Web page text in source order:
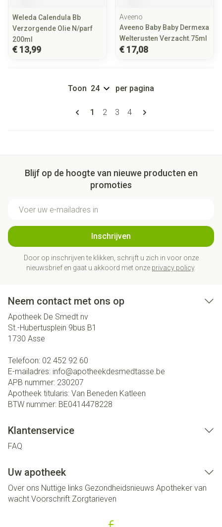
Weleda Calendula Bb
Verzorgende Olie N/parf
200ml
€ 13,99
Aveeno
Aveeno Baby Baby Dermexa
Welterusten Verzacht.75ml
€ 17,08
Pagina's
U lees momenteel pagina
1 Pagina
2 Pagina
3 Pagina
4
Toon per pagina
Blijf op de hoogte van nieuwe producten en
promoties
Inschrijven
Door op inschrijven te klikken, schrijft u zich in voor onze
nieuwsbrief en gaat u akkoord met onze privacy policy.
Neem contact met ons op
Apotheek De Smedt nv
St.-Hubertusplein 9bus B1
1730 Asse
Telefoon: 02 452 92 60
E-mailadres: info@apotheekdesmedtasse.be
APB nummer: 230207
Apotheek titularis: Van Beneden Katleen
BTW nummer: BE0414478228
Klantenservice
FAQ
Uw apotheek
Over ons Nuttige links Gezondheidsnieuws Apotheker van
wacht Voorschrift Zorgtarieven